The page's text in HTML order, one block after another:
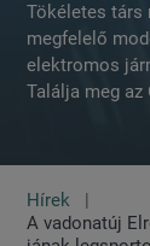
Tökéletes társ
megfelelő
elektromos
Találja meg az
Hírek
A vadonatúj